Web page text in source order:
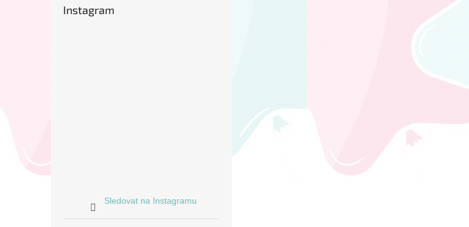
Instagram
Sledovat na Instagramu